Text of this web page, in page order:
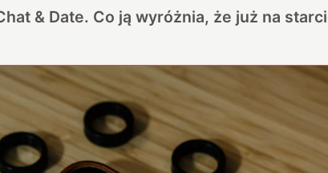
& Date. Co ją wyróżnia, że już na